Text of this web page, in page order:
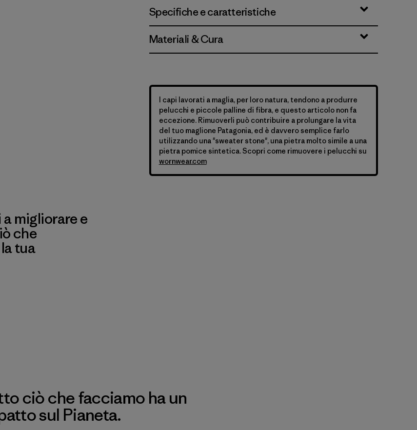
Specifiche e caratteristiche
Materiali & Cura
I capi lavorati a maglia, per loro natura, tendono a produrre
pelucchi e piccole palline di fibra, e questo articolo non fa
eccezione. Rimuoverli può contribuire a prolungare la vita
del tuo maglione Patagonia, ed è davvero semplice farlo
utilizzando una "sweater stone", una pietra molto simile a una
pietra pomice sintetica. Scopri come rimuovere i pelucchi su
wornwear.com
migliorare e
che
tua
ciò che facciamo ha un
sul Pianeta.